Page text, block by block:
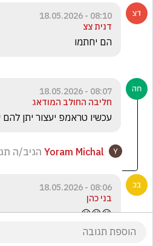
08:10 - 18.05.2026
דנית צצ
הם יחתמו
08:07 - 18.05.2026
חליבה החולב המודאג
עכשיו טראמפ יעצור יתן להם
Yoram Michal הגיב/ה
08:06 - 18.05.2026
בני כהן
😀😀😀